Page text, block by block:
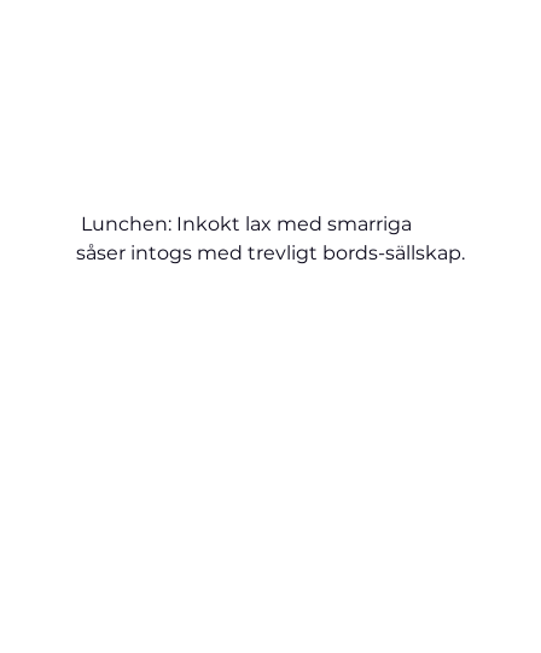
Lunchen: Inkokt lax med smarriga
såser intogs med trevligt bords-sällskap.